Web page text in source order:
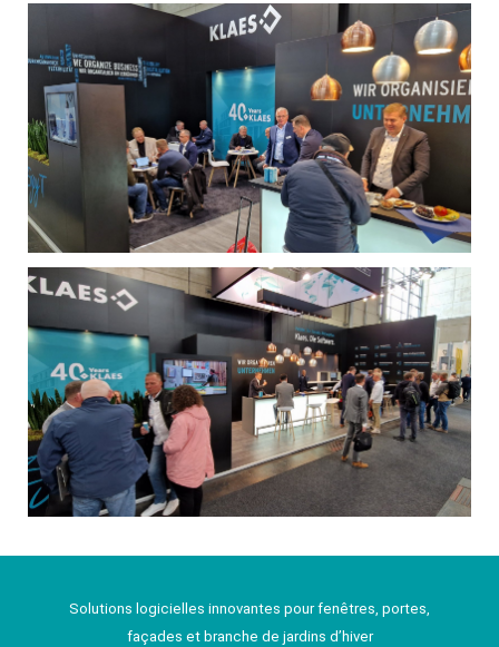
Solutions logicielles innovantes pour fenêtres, portes,
façades et branche de jardins d’hiver